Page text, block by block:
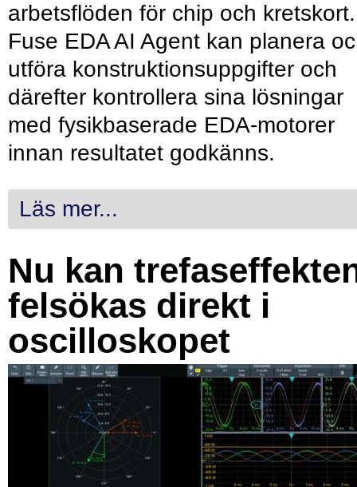
arbetsflöden för chip och kretskort.
Fuse EDA AI Agent kan planera
utföra konstruktionsuppgifter och
därefter kontrollera sina lösningar
med fysikbaserade EDA-motorer
innan resultatet godkänns.
Läs mer...
Nu kan
felsökas direkt i
oscilloskopet